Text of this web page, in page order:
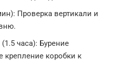
Проверка вертикали и
часа): Бурение
крепление коробки к